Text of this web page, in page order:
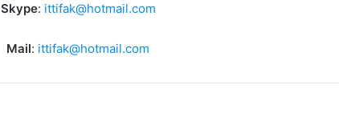
Skype: ittifak@hotmail.com
Mail: ittifak@hotmail.com